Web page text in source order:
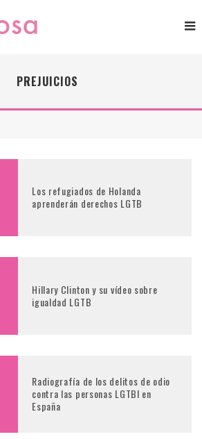
PREJUICIOS
Los refugiados de Holanda
aprenderán derechos LGTB
Hillary Clinton y su vídeo sobre
igualdad LGTB
Radiografía de los delitos de odio
contra las personas LGTBI en
España